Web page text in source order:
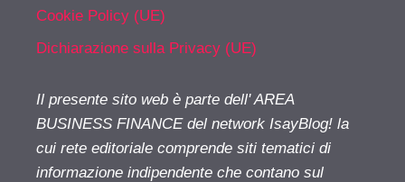
Cookie Policy (UE)
Dichiarazione sulla Privacy (UE)
Il presente sito web è parte dell' AREA
BUSINESS FINANCE del network IsayBlog! la
cui rete editoriale comprende siti tematici di
informazione indipendente che contano sul